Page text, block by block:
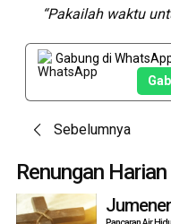
“Pakailah waktu
Gabung di
Post
navigation
Sebelumnya
Renungan Harian